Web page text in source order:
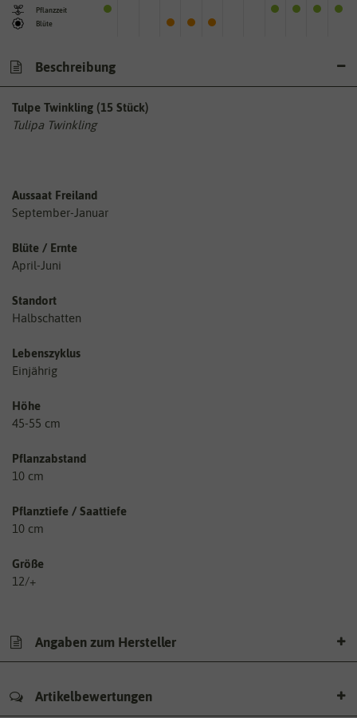
Pflanzzeit
Blüte
Beschreibung
Tulpe Twinkling (15 Stück)
Tulipa Twinkling
Aussaat Freiland
September-Januar
Blüte / Ernte
April-Juni
Standort
Halbschatten
Lebenszyklus
Einjährig
Höhe
45-55 cm
Pflanzabstand
10 cm
Pflanztiefe / Saattiefe
10 cm
Größe
12/+
Angaben zum Hersteller
Artikelbewertungen